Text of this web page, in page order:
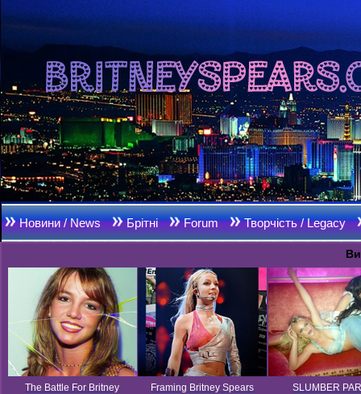
Новини / News Брітні Forum Творчість / Legacy
The Battle For Britney Framing Britney Spears SLUMBER